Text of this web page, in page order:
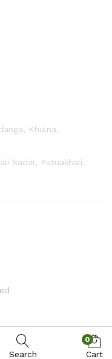
Khulna,
Sadar, Patuakhali.
Search
0
Cart